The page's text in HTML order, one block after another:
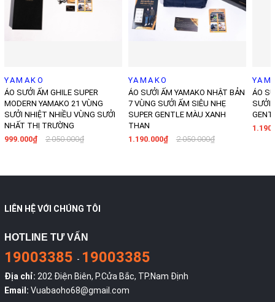
YAMAKO
ÁO SƯỞI ẤM GHILE SUPER
MODERN YAMAKO 21 VÙNG
SƯỞI NHIỆT NHIỀU VÙNG SƯỞI
NHẤT THỊ TRƯỜNG
999.000₫
2.050.000₫
YAMAKO
ÁO SƯỞI ẤM YAMAKO NHẬT BẢN
7 VÙNG SƯỞI ẤM SIÊU NHẸ
SUPER GENTLE MÀU XANH
THAN
1.190.000₫
2.050.000₫
ÁO
SƯỞI
LIÊN HỆ VỚI CHÚNG TÔI
HOTLINE TƯ VẤN
19003385 - 19003385
Địa chỉ: 202 Điện Biên, P.Cửa Bắc, TP.Nam Định
Email: Vuabaoho68@gmail.com